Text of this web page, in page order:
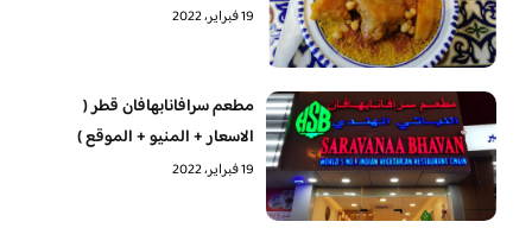
19 فبراير، 2022
مطعم سرافانابهافان قطر (
الاسعار + المنيو + الموقع )
19 فبراير، 2022